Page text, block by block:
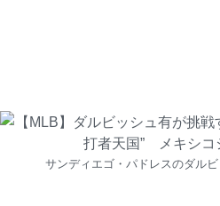
サンディエゴ・パドレスのダル